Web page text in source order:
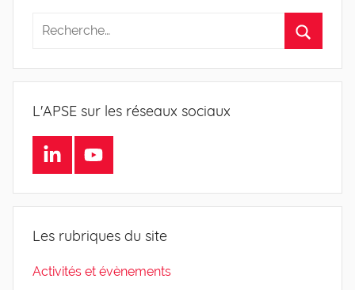
L'APSE sur les réseaux sociaux
LinkedInYoutube
Les rubriques du site
Activités et évènements